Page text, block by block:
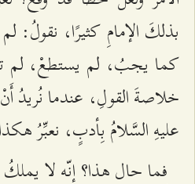
بذلكَ الإمامِ كثیرًا، نقولُ:
كما یجبُ، لم یستطعْ، لم
خلاصةَ القولِ، عندما نُریدُ
علیهِ السَّلامُ بِأدبٍ، نعبِّرُ
فما حال هذا؟ إنّه لا